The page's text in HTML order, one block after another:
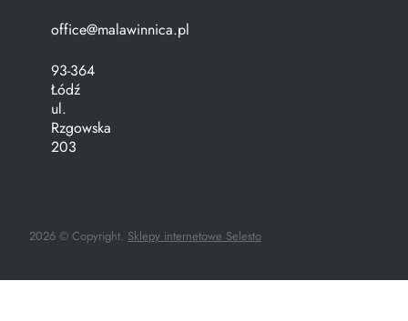
office@malawinnica.pl
93-364
Łódź
ul.
Rzgowska
203
2026 © Copyright. Sklepy internetowe Selesto